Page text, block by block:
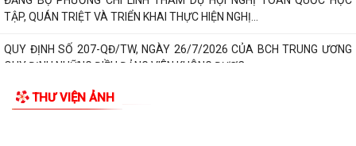
TÍCH CỰC THAM GIA CHUYỂN ĐỔI SỐ, THANH TOÁN KHÔNG DÙNG